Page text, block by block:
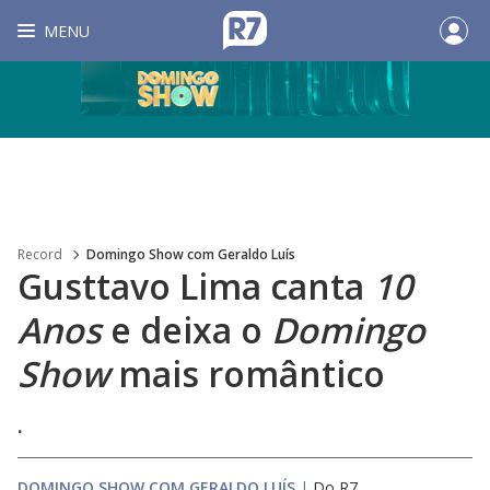
MENU
Record Domingo Show com Geraldo Luís
Gusttavo Lima canta 10
Anose deixa o Domingo
Showmais romântico
.